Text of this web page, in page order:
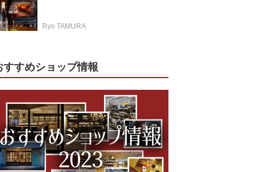
Ryo TAMURA
すすめショップ情報